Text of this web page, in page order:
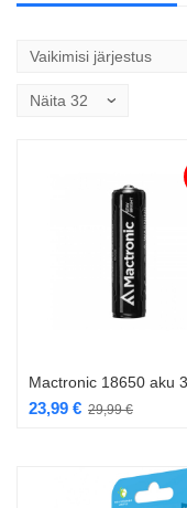
29,99€
23,99 €